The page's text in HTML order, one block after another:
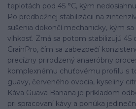
teplotách pod 45 °C, kým
Po predbežnej stabilizácii na
sušenia dokončí mechanicky, kým
vlhkosť. Zrná sa potom stabilizujú 45
GrainPro, čím sa zabezpečí
precízny prirodzený anaeróbny
komplexnému chuťovému profilu s
guavy, červeného ovocia, kyseliny
Káva Guava Banana je príkladom
pri spracovaní kávy a ponúka